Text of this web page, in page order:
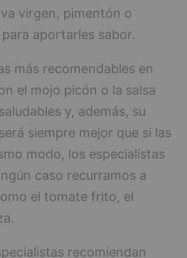
virgen, pimentón o
aportarles sabor.
más recomendables en
el mojo picón o la salsa
y, además, su
siempre mejor que si las
modo, los especialistas
caso recurramos a
el tomate frito, el
recomiendan